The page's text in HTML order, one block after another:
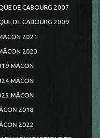
DE CABOURG 2007
DE CABOURG 2009
2021
2023
MÂCON
MÂCON
MÂCON
2018
2022